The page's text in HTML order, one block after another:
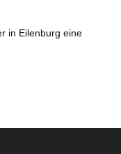
in Eilenburg eine